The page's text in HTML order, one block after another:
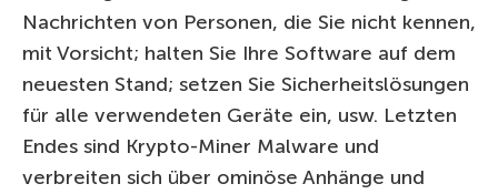
Nachrichten von Personen, die Sie nicht kennen,
mit Vorsicht; halten Sie Ihre Software auf dem
neuesten Stand; setzen Sie Sicherheitslösungen
für alle verwendeten Geräte ein, usw. Letzten
Endes sind Krypto-Miner Malware und
verbreiten sich über ominöse Anhänge und